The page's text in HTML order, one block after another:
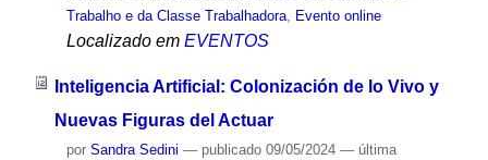
Trabalho e da Classe Trabalhadora, Evento online
Localizado em EVENTOS
Inteligencia Artificial: Colonización de lo Vivo y
Nuevas Figuras del Actuar
por Sandra Sedini — publicado09/05/2024 — última